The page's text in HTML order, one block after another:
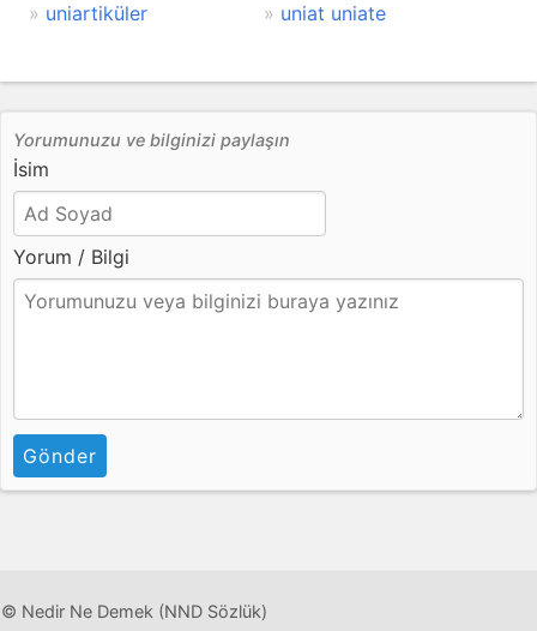
uniartiküler
uniat uniate
Yorumunuzu ve bilginizi paylaşın
İsim
Yorum / Bilgi
Gönder
© Nedir Ne Demek (NND Sözlük)